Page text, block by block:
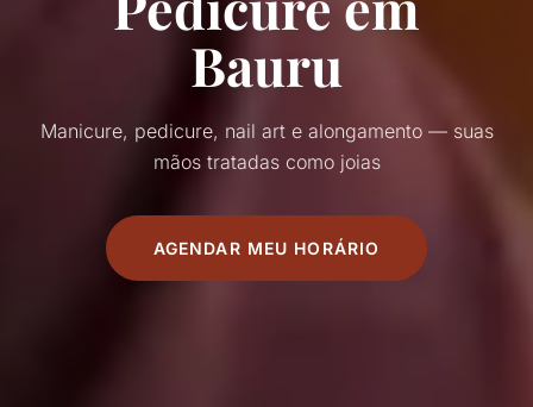
Bauru
Manicure, pedicure, nail art e alongamento — suas
mãos tratadas como joias
AGENDAR MEU HORÁRIO